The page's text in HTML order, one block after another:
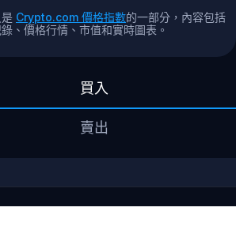
Crypto.com 價格指數的一部分，內容包括
、價格行情、市值和實時圖表。
買入
賣出